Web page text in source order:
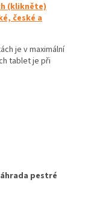
(klikněte)
české a
je v maximální
tablet je při
pestré